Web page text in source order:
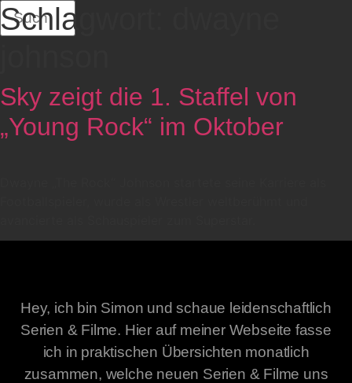
Schlagwort:
Sky zeigt die 1. Staffel von
„Young Rock“ im Oktober
Hey, ich bin Simon und schaue leidenschaftlich
Serien & Filme. Hier auf meiner Webseite fasse
ich in praktischen Übersichten monatlich
zusammen, welche neuen Serien & Filme uns